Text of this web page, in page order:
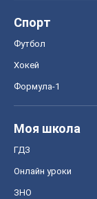
Спорт
Футбол
Хокей
Формула-1
Моя школа
ГДЗ
Онлайн уроки
ЗНО